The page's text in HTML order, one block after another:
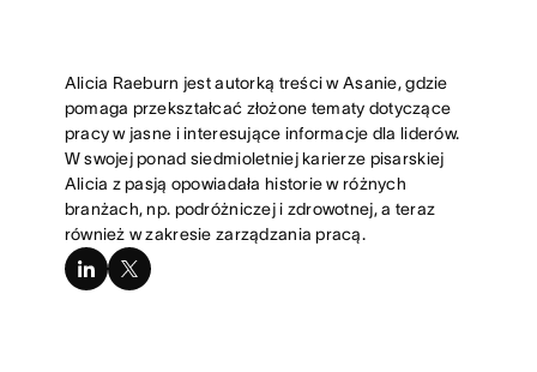
Alicia Raeburn jest autorką treści w Asanie, gdzie
pomaga przekształcać złożone tematy dotyczące
pracy w jasne i interesujące informacje dla liderów.
W swojej ponad siedmioletniej karierze pisarskiej
Alicia z pasją opowiadała historie w różnych
branżach, np. podróżniczej i zdrowotnej, a teraz
również w zakresie zarządzania pracą.
linkedin
x-
twitter